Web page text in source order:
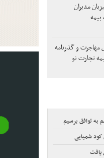
مدیران
مهاجرت و گذرنامه
تجارت نو
به توافق برسیم
کود شمیایی
یافت